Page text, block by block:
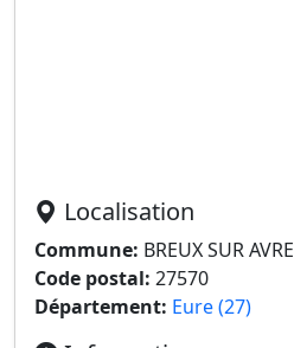
Localisation
Commune: BREUX SUR AVRE
Code postal: 27570
Département: Eure (27)